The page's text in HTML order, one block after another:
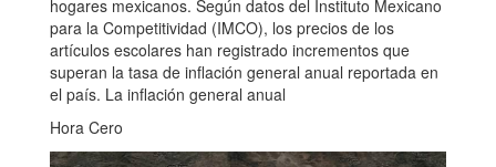
hogares mexicanos. Según datos del Instituto Mexicano
para la Competitividad (IMCO), los precios de los
artículos escolares han registrado incrementos que
superan la tasa de inflación general anual reportada en
el país. La inflación general anual
Hora Cero